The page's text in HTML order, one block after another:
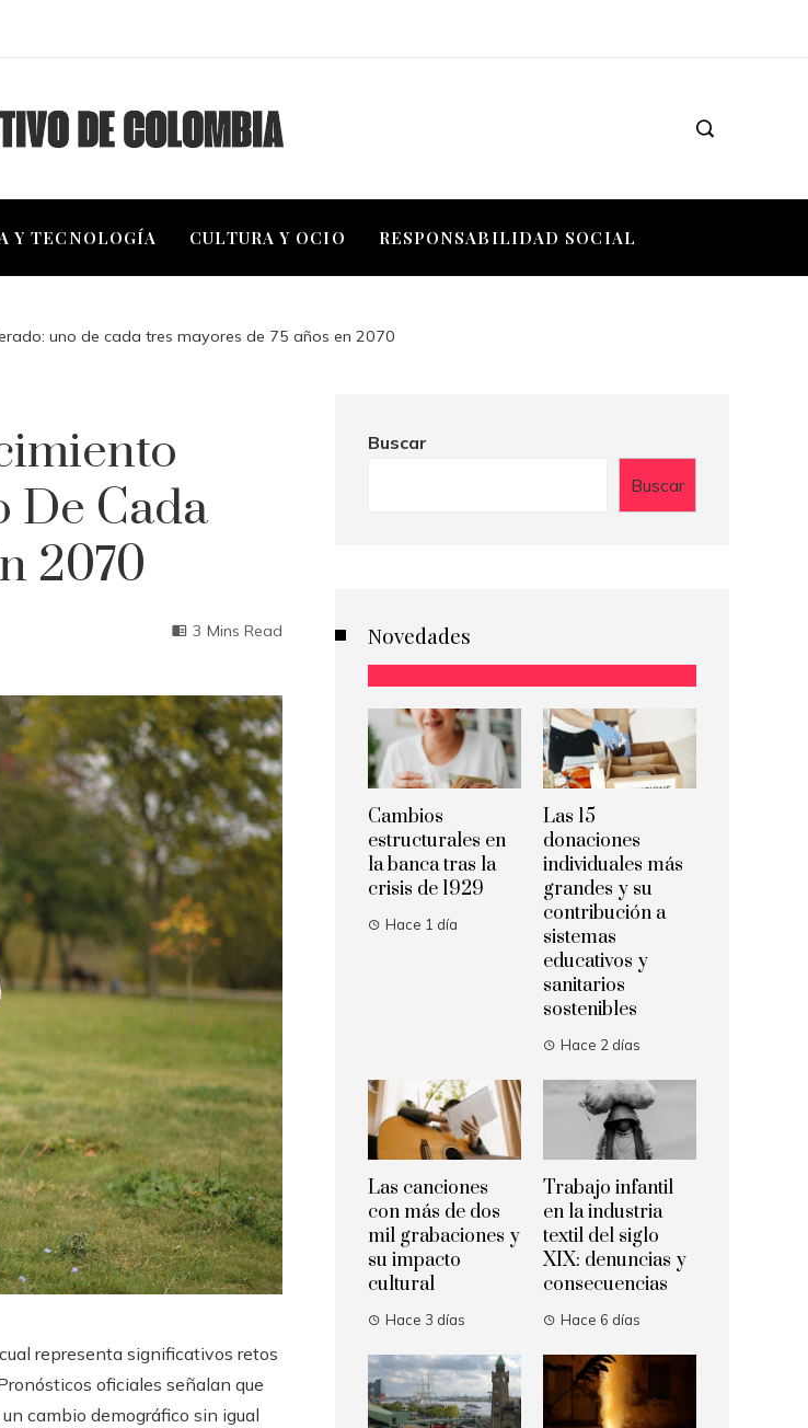
Y TECNOLOGÍA CULTURA Y OCIO RESPONSABILIDAD SOCIAL
uno de cada tres mayores de 75 años en 2070
De Cada
2070
3 Mins Read
representa significativos retos
oficiales señalan que
cambio demográfico sin igual
Buscar
Buscar
Novedades
Cambios
estructurales en
la banca tras la
crisis de 1929
Hace 1 día
Las 15
donaciones
individuales más
grandes y su
contribución a
sistemas
educativos y
sanitarios
sostenibles
Hace 2 días
Las canciones
con más de dos
mil grabaciones y
su impacto
cultural
Hace 3 días
Trabajo infantil
en la industria
textil del siglo
XIX: denuncias y
consecuencias
Hace 6 días